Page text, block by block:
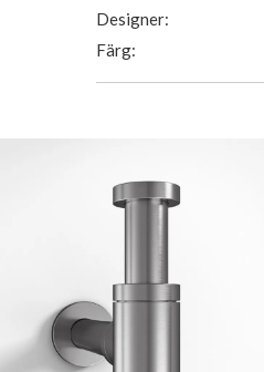
Designer:
Färg: